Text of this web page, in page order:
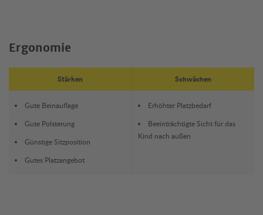
Ergonomie
Stärken Schwächen
Gute Beinauflage
Gute Polsterung
Günstige Sitzposition
Gutes Platzangebot
Erhöhter Platzbedarf
Beeinträchtigte Sicht für das
Kind nach außen